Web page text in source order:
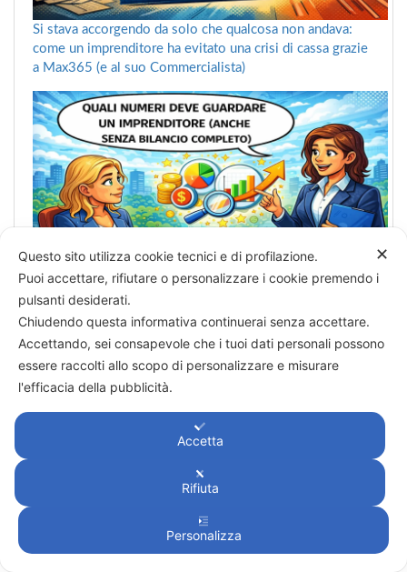
Si stava accorgendo da solo che qualcosa non andava:
come un imprenditore ha evitato una crisi di cassa grazie
a Max365 (e al suo Commercialista)
Quali numeri deve guardare un imprenditore (anche senza
bilancio completo)
EBITDA: il numero che ti dice se la tua azienda sta
✕
Questo sito utilizza cookie tecnici e di profilazione.
Puoi accettare, rifiutare o personalizzare i cookie premendo i
pulsanti desiderati.
Chiudendo questa informativa continuerai senza accettare.
Accettando, sei consapevole che i tuoi dati personali possono
essere raccolti allo scopo di personalizzare e misurare
l'efficacia della pubblicità.
Accetta
Rifiuta
Personalizza